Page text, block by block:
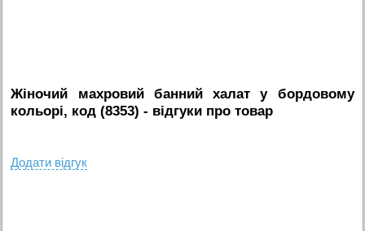
Жіночий махровий банний халат у бордовому
кольорі, код (8353) - вiдгуки про товар
Додати вiдгук